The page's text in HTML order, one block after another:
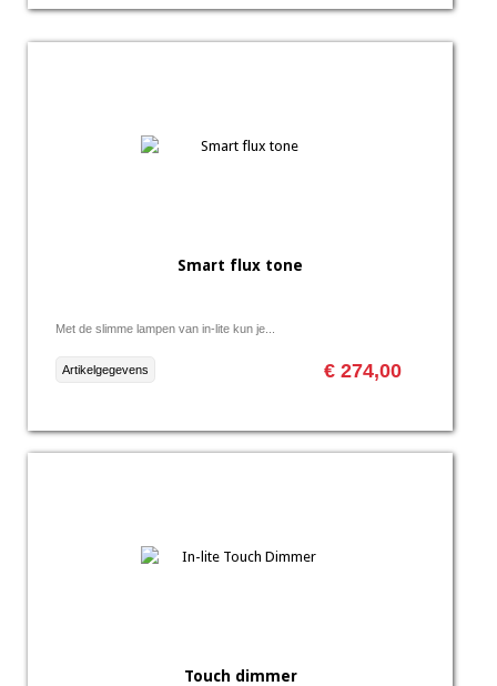
Smart flux tone
Met de slimme lampen van in-lite kun je...
€ 274,00
Artikelgegevens
Touch dimmer